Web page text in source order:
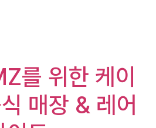
를 위한 케이
매장 & 레어